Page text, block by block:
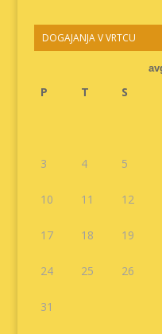
DOGAJANJA V VRTCU
P T S
3 4 5
10 11 12
17 18 19
24 25 26
31